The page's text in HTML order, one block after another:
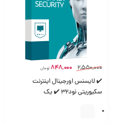
2,550,000
848,000 تومان
✔️ لایسنس اورجینال اینترنت
سکیوریتی نود32 ✔️ یک